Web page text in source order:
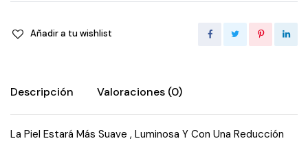
Añadir a tu wishlist
Descripción Valoraciones (0)
La Piel Estará Más Suave , Luminosa Y Con Una Reducción